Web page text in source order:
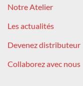
Notre Atelier
Les actualités
Devenez distributeur
Collaborez avec nous